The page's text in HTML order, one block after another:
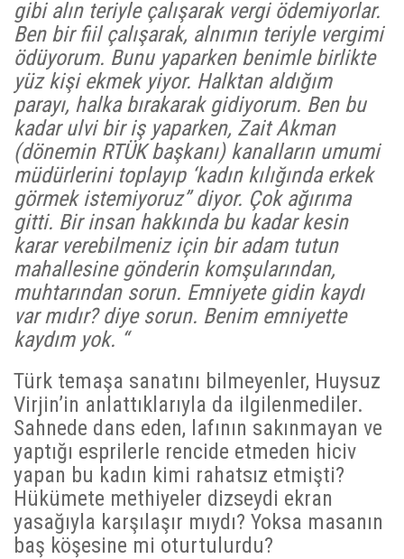
gibi alın teriyle çalışarak vergi ödemiyorlar.
Ben bir fiil çalışarak, alnımın teriyle vergimi
ödüyorum. Bunu yaparken benimle birlikte
yüz kişi ekmek yiyor. Halktan aldığım
parayı, halka bırakarak gidiyorum. Ben bu
kadar ulvi bir iş yaparken, Zait Akman
(dönemin RTÜK başkanı) kanalların umumi
müdürlerini toplayıp ‘kadın kılığında erkek
görmek istemiyoruz” diyor. Çok ağırıma
gitti. Bir insan hakkında bu kadar kesin
karar verebilmeniz için bir adam tutun
mahallesine gönderin komşularından,
muhtarından sorun. Emniyete gidin kaydı
var mıdır? diye sorun. Benim emniyette
kaydım yok. “
Türk temaşa sanatını bilmeyenler, Huysuz
Virjin’in anlattıklarıyla da ilgilenmediler.
Sahnede dans eden, lafının sakınmayan ve
yaptığı esprilerle rencide etmeden hiciv
yapan bu kadın kimi rahatsız etmişti?
Hükümete methiyeler dizseydi ekran
yasağıyla karşılaşır mıydı? Yoksa masanın
baş köşesine mi oturtulurdu?